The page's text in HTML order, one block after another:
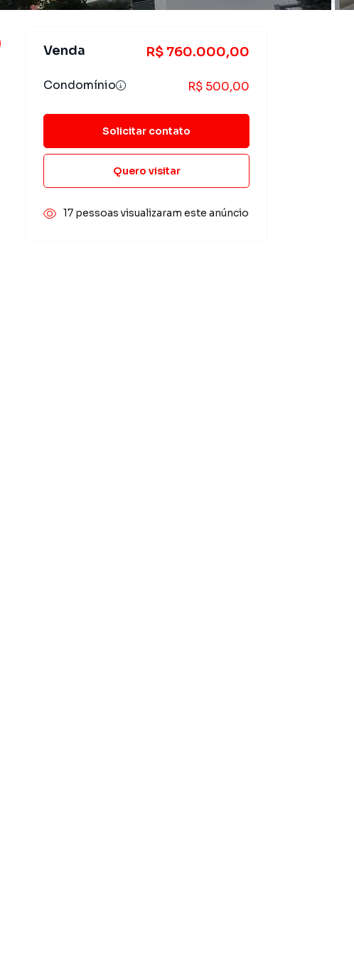
Venda R$ 760.000,00
Condomínio R$ 500,00
Solicitar contato
Quero visitar
17 pessoas visualizaram este anúncio